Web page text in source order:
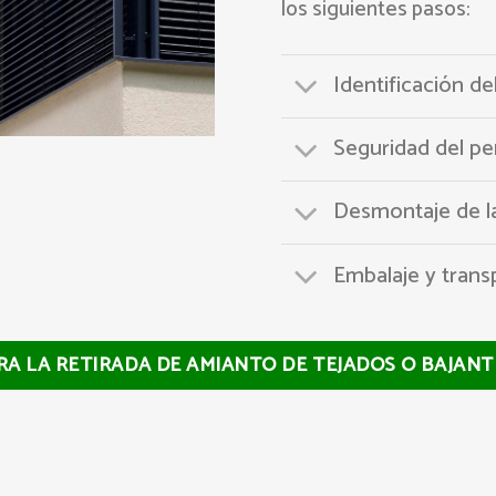
los siguientes pasos:
Identificación
Seguridad del
Desmontaje de
Embalaje y
LA RETIRADA DE AMIANTO DE TEJADOS O